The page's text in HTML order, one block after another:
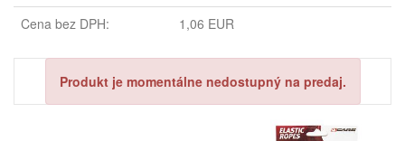
Cena bez DPH: 1,06 EUR
Produkt je momentálne nedostupný na predaj.